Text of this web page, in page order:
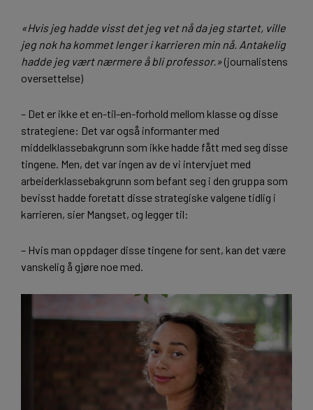
«Hvis jeg hadde visst det jeg vet nå da jeg startet, ville
jeg nok ha kommet lenger i karrieren min nå. Antakelig
hadde jeg vært nærmere å bli professor.»(journalistens
oversettelse)
– Det er ikke et en-til-en-forhold mellom klasse og disse
strategiene: Det var også informanter med
middelklassebakgrunn som ikke hadde fått med seg disse
tingene. Men, det var ingen av de vi intervjuet med
arbeiderklassebakgrunn som befant seg i den gruppa som
bevisst hadde foretatt disse strategiske valgene tidlig i
karrieren, sier Mangset, og legger til:
– Hvis man oppdager disse tingene for sent, kan det være
vanskelig å gjøre noe med.